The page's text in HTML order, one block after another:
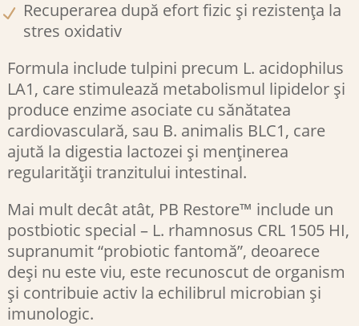
Recuperarea după efort fizic și rezistența la
stres oxidativ
Formula include tulpini precum L. acidophilus
LA1, care stimulează metabolismul lipidelor și
produce enzime asociate cu sănătatea
cardiovasculară, sau B. animalis BLC1, care
ajută la digestia lactozei și menținerea
regularității tranzitului intestinal​.
Mai mult decât atât, PB Restore™ include un
postbiotic special – L. rhamnosus CRL 1505 HI,
supranumit “probiotic fantomă”, deoarece
deși nu este viu, este recunoscut de organism
și contribuie activ la echilibrul microbian și
imunologic​.